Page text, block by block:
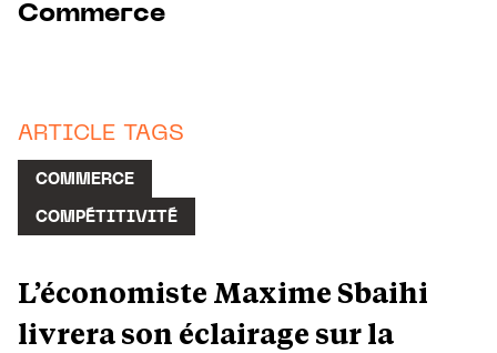
Commerce
ARTICLE TAGS
COMMERCE
COMPÉTITIVITÉ
L’économiste Maxime Sbaihi
livrera son éclairage sur la